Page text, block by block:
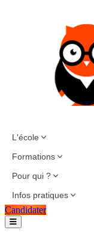
L'école
Formations
Pour qui ?
Infos pratiques
Candidater